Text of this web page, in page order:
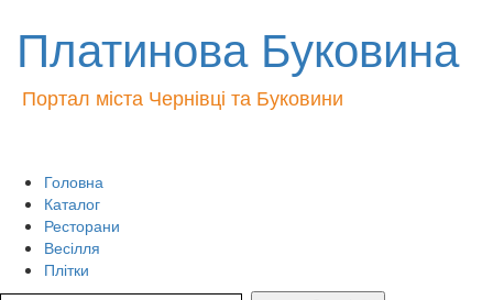
Платинова Буковина
Портал міста Чернівці та Буковини
Головна
Каталог
Ресторани
Весілля
Плітки